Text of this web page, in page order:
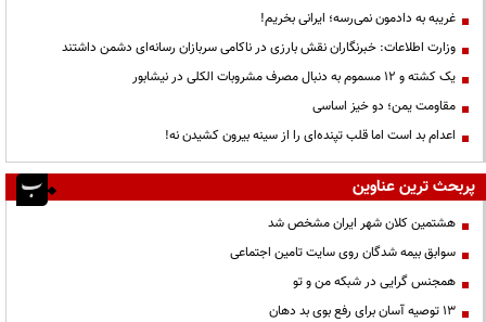
غریبه به دادمون نمی‌رسه؛ ایرانی بخریم!
وزارت اطلاعات: خبرنگاران نقش بارزی در ناکامی سربازان رسانه‌ای دشمن داشتند
یک کشته و ۱۲ مسموم به دنبال مصرف مشروبات الکلی در نیشابور
مقاومت یمن؛ دو خیز اساسی
اعدام بد است اما قلب تپنده‌ای را از سینه بیرون کشیدن نه!
پربحث ترین عناوین
هشتمین کلان شهر ایران مشخص شد
سوابق بیمه شدگان روی سایت تامین اجتماعی
همجنس گرایی در شبکه من و تو
13 توصیه آسان برای رفع بوی بد دهان